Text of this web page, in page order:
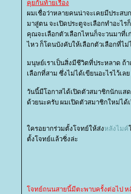
คุยกันท้ายเรื่อง
ผมเชื่อว่าหลายคนน่าจะเคยมีประส
มาสู่ตน จะเปิดประตูจะเลือกทำอะไ
คุณจะเลือกตัวเลือกไหนก็จะวนมาที่
ไหว ก็โดนบังคับให้เลือกตัวเลือกที่ไม่
มนุษย์เราเป็นสิ่งมีชีวิตที่ประหลาด
เลือกที่สาม ซึ่งไม่ได้เขียนอะไรไว้เล
วันนี้มีโอกาสได้เปิดตัวสมาชิกนักแส
ด้วยนะครับ ผมเปิดตัวสมาชิกใหม่ได้
ครอยากร่วมตั้งโจทย์ให้ส่งหลังไมค์
ตั้งโจทย์แล้วชิ่งล่ะ
จทย์ถนนสายนี้มีตะพาบครั้งต่อไป ห